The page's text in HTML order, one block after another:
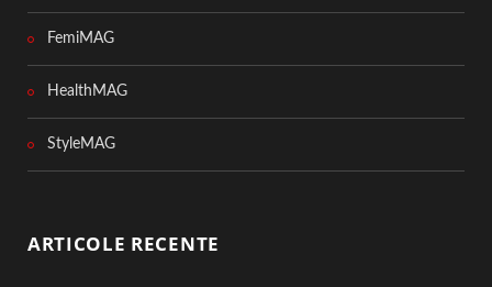
FemiMAG
HealthMAG
StyleMAG
ARTICOLE RECENTE